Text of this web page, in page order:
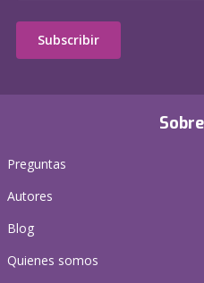
Preguntas
Autores
Blog
Quienes somos
Subscribir